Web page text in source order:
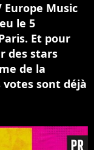
Europe Music
le 5
Et pour
des stars
de la
sont déjà